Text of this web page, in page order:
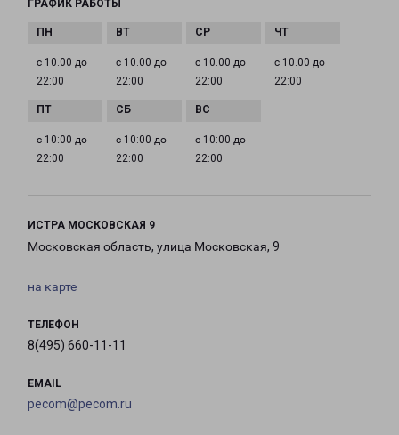
ГРАФИК РАБОТЫ
с 10:00 до
22:00
с 10:00 до
22:00
с 10:00 до
22:00
с 10:00 до
22:00
с 10:00 до
22:00
с 10:00 до
22:00
с 10:00 до
22:00
ИСТРА МОСКОВСКАЯ 9
Московская область, улица Московская, 9
на карте
ТЕЛЕФОН
8(495) 660-11-11
EMAIL
pecom@pecom.ru